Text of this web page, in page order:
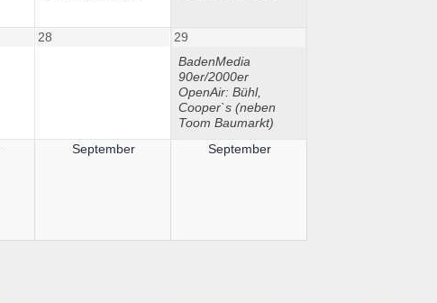
28
29
BadenMedia
90er/2000er
OpenAir: Bühl,
Cooper`s (neben
Toom Baumarkt)
September September